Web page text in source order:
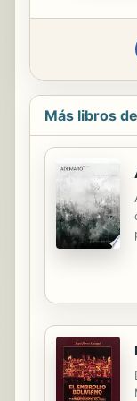
Más libros